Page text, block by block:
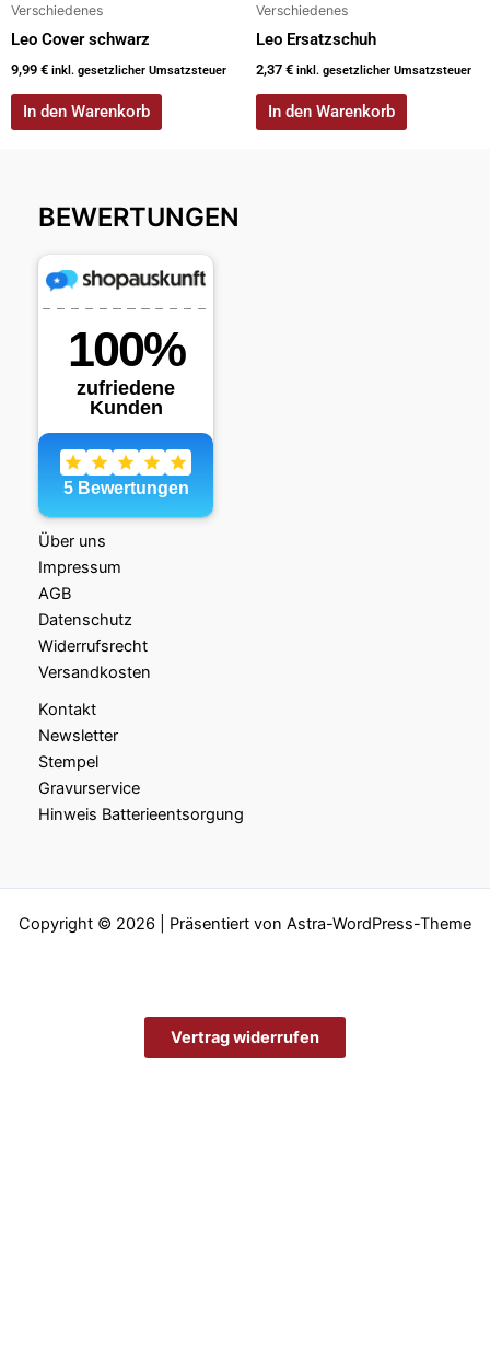
Verschiedenes
Leo Cover schwarz
9,99 € inkl. gesetzlicher Umsatzsteuer
In den Warenkorb
Verschiedenes
Leo Ersatzschuh
2,37 € inkl. gesetzlicher Umsatzsteuer
In den Warenkorb
BEWERTUNGEN
Über uns
Impressum
AGB
Datenschutz
Widerrufsrecht
Versandkosten
Kontakt
Newsletter
Stempel
Gravurservice
Hinweis Batterieentsorgung
Copyright © 2026 | Präsentiert von Astra-WordPress-Theme
Vertrag widerrufen